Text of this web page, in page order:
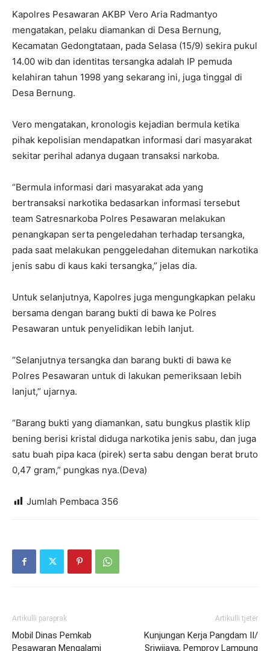
Kapolres Pesawaran AKBP Vero Aria Radmantyo
mengatakan, pelaku diamankan di Desa Bernung,
Kecamatan Gedongtataan, pada Selasa (15/9) sekira pukul
14.00 wib dan identitas tersangka adalah IP pemuda
kelahiran tahun 1998 yang sekarang ini, juga tinggal di
Desa Bernung.
Vero mengatakan, kronologis kejadian bermula ketika
pihak kepolisian mendapatkan informasi dari masyarakat
sekitar perihal adanya dugaan transaksi narkoba.
“Bermula informasi dari masyarakat ada yang
bertransaksi narkotika bedasarkan informasi tersebut
team Satresnarkoba Polres Pesawaran melakukan
penangkapan serta pengeledahan terhadap tersangka,
pada saat melakukan penggeledahan ditemukan narkotika
jenis sabu di kaus kaki tersangka,” jelas dia.
Untuk selanjutnya, Kapolres juga mengungkapkan pelaku
bersama dengan barang bukti di bawa ke Polres
Pesawaran untuk penyelidikan lebih lanjut.
“Selanjutnya tersangka dan barang bukti di bawa ke
Polres Pesawaran untuk di lakukan pemeriksaan lebih
lanjut,” ujarnya.
“Barang bukti yang diamankan, satu bungkus plastik klip
bening berisi kristal diduga narkotika jenis sabu, dan juga
satu buah pipa kaca (pirek) serta sabu dengan berat bruto
0,47 gram,” pungkas nya.(Deva)
Jumlah Pembaca 356
Artikulli paraprak
Mobil Dinas Pemkab
Pesawaran Mengalami
Artikulli tjetër
Kunjungan Kerja Pangdam II/
Sriwijaya, Pemprov Lampung